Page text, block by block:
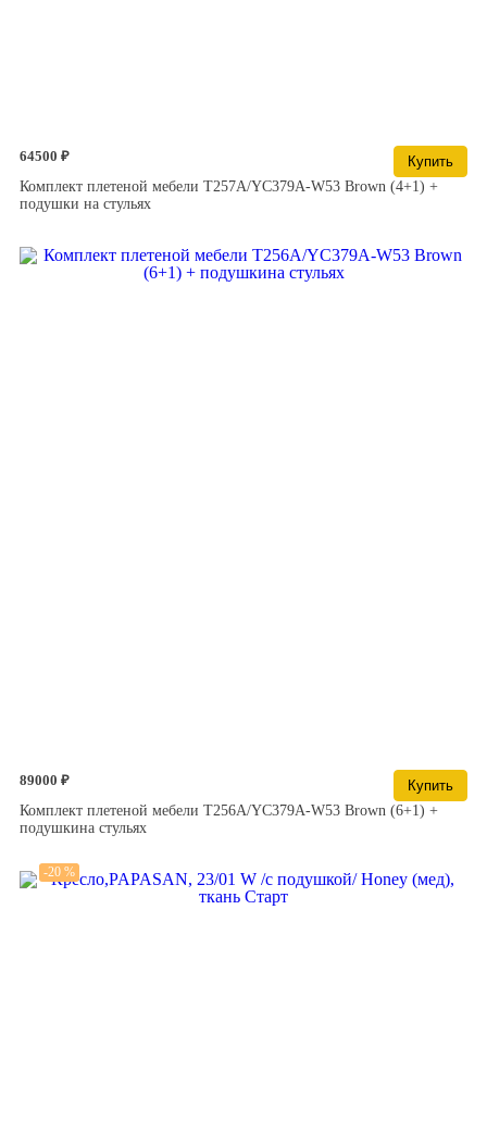
64500 ₽
Купить
Комплект плетеной мебели T257A/YC379A-W53 Brown (4+1) +
подушки на стульях
89000 ₽
Купить
Комплект плетеной мебели T256A/YC379A-W53 Brown (6+1) +
подушкина стульях
-20 %